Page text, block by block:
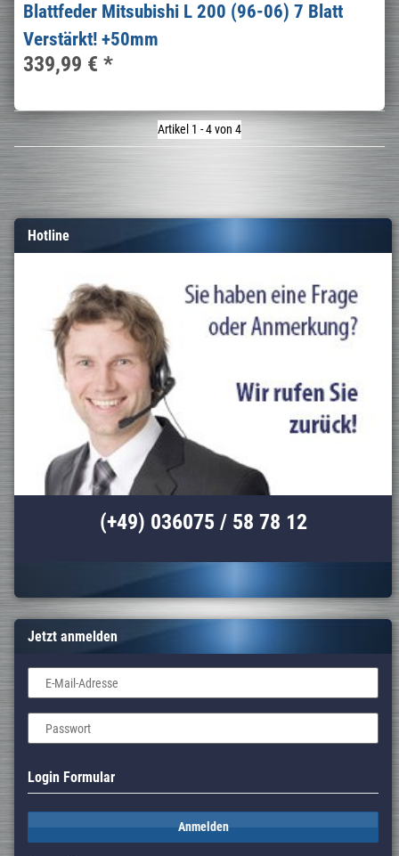
Blattfeder Mitsubishi L 200 (96-06) 7 Blatt
Verstärkt! +50mm
339,99 € *
Artikel 1 - 4 von 4
Hotline
(+49) 036075 / 58 78 12
Jetzt anmelden
E-Mail-Adresse
Passwort
Login Formular
Anmelden